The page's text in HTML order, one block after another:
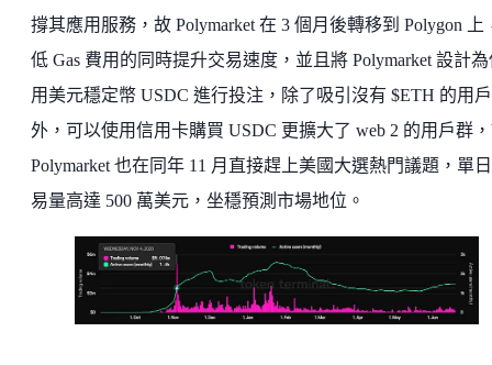
撐其應用服務，故 Polymarket 在 3 個月後轉移到 Polygon 上
低 Gas 費用的同時提升交易速度，並且將 Polymarket 設計
用美元穩定幣 USDC 進行投注，除了吸引沒有 $ETH 的用戶
外，可以使用信用卡購買 USDC 更擴大了 web 2 的用戶群
Polymarket 也在同年 11 月直接趕上美國大選熱門議題，單
易量高達 500 萬美元，坐穩預測市場地位。